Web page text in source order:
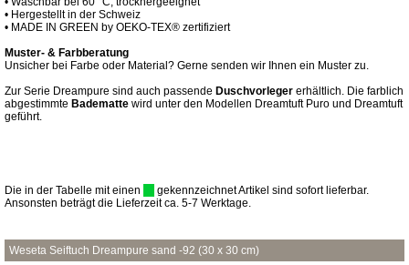
• Hergestellt in der Schweiz
• MADE IN GREEN by OEKO-TEX® zertifiziert
Muster- & Farbberatung
Unsicher bei Farbe oder Material? Gerne senden wir Ihnen ein Muster zu.
Zur Serie Dreampure sind auch passende Duschvorleger erhältlich. Die farblich
abgestimmte Badematte wird unter den Modellen Dreamtuft Puro und Dreamtuft
geführt.
Die in der Tabelle mit einen
gekennzeichnet Artikel sind sofort lieferbar.
Ansonsten beträgt die Lieferzeit ca. 5-7 Werktage.
Weseta Seiftuch Dreampure sand -92 (30 x 30 cm)